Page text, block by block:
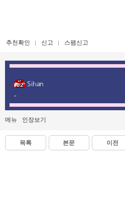
추천확인 신고 스팸신고
Sihan
-
메뉴 인장보기
목록 본문 이전